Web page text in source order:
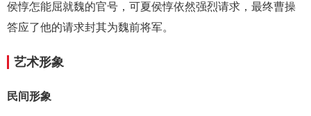
侯惇怎能屈就魏的官号，可夏侯惇依然强烈请求，最终曹操
答应了他的请求封其为魏前将军。
艺术形象
民间形象